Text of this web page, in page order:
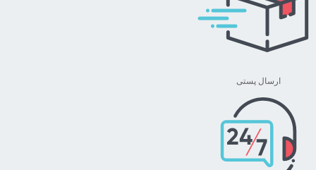
ارسال پستی